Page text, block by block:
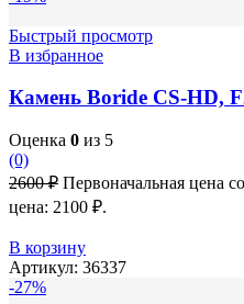
Быстрый просмотр
В избранное
Камень Boride CS-HD,
Оценка 0 из 5
(0)
2600₽ Первоначальная цена
цена: 2100 ₽.
В корзину
Артикул: 36337
-27%